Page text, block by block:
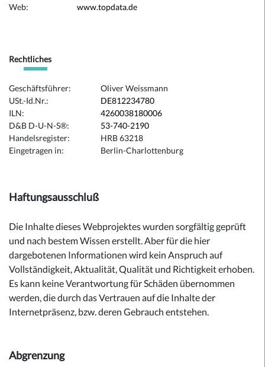
Web:
www.topdata.de
Rechtliches
Geschäftsführer:
Oliver Weissmann
USt.-Id.Nr.:
DE812234780
ILN:
4260038180006
D&B D-U-N-S®:
53-740-2190
Handelsregister:
HRB 63218
Eingetragen in:
Berlin-Charlottenburg
Haftungsausschluß
Die Inhalte dieses Webprojektes wurden sorgfältig geprüft
und nach bestem Wissen erstellt. Aber für die hier
dargebotenen Informationen wird kein Anspruch auf
Vollständigkeit, Aktualität, Qualität und Richtigkeit erhoben.
Es kann keine Verantwortung für Schäden übernommen
werden, die durch das Vertrauen auf die Inhalte der
Internetpräsenz, bzw. deren Gebrauch entstehen.
Abgrenzung